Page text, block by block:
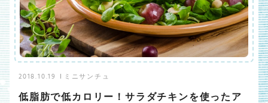
2018.10.19 ミニサンチュ
低脂肪で低カロリー！サラダチキンを使ったア